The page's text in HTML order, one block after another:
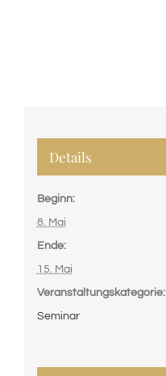
Details
Beginn:
8. Mai
Ende:
15. Mai
Veranstaltungskategorie:
Seminar